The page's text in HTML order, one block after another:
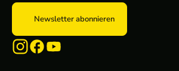
Newsletter abonnieren